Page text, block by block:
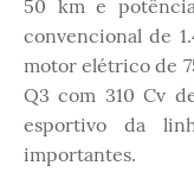
50 km e
convencional de
motor elétrico de
Q3 com 310 Cv
esportivo da
importantes.